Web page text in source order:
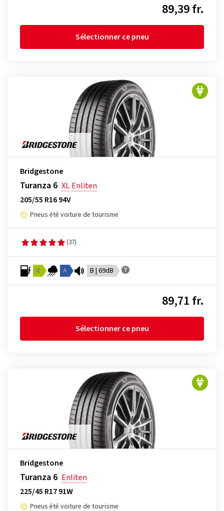
89,39 fr.
Sélectionner ce pneu
Bridgestone
Turanza 6 XL Enliten
205/55 R16 94V
Pneus été voiture de tourisme
(37)
B A B | 69dB
89,71 fr.
Sélectionner ce pneu
Bridgestone
Turanza 6 Enliten
225/45 R17 91W
Pneus été voiture de tourisme